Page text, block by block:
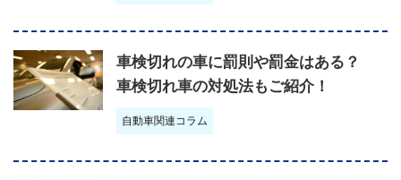
車検切れの車に罰則や罰金はある？
車検切れ車の対処法もご紹介！
自動車関連コラム